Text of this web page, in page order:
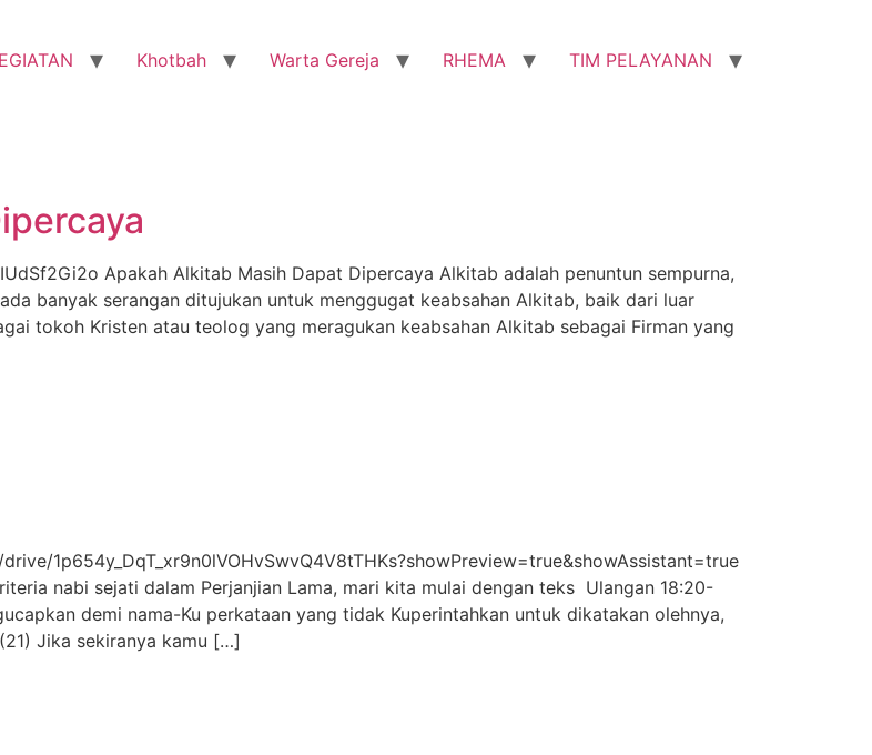
Khotbah Warta Gereja RHEMA TIM PELAYANAN
Apakah Alkitab Masih Dapat Dipercaya Alkitab adalah penuntun sempurna,
banyak serangan ditujukan untuk menggugat keabsahan Alkitab, baik dari luar
tokoh Kristen atau teolog yang meragukan keabsahan Alkitab sebagai Firman yang
1p654y_DqT_xr9n0lVOHvSwvQ4V8tTHKs?showPreview=true&showAssistant=true
nabi sejati dalam Perjanjian Lama, mari kita mulai dengan teks Ulangan 18:20-
demi nama-Ku perkataan yang tidak Kuperintahkan untuk dikatakan olehnya,
Jika sekiranya kamu […]